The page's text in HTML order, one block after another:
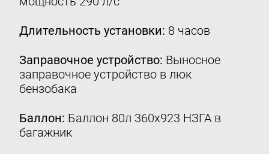
8 (800) 777-08-01
info@intergasservice.ru
Оставить отзыв
Длительность установки: 8 часов
Заправочное устройство: Выносное
заправочное устройство в люк
бензобака
Баллон: Баллон 80л 360х923 НЗГА в
багажник